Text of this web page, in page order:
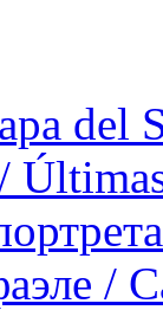
del
/